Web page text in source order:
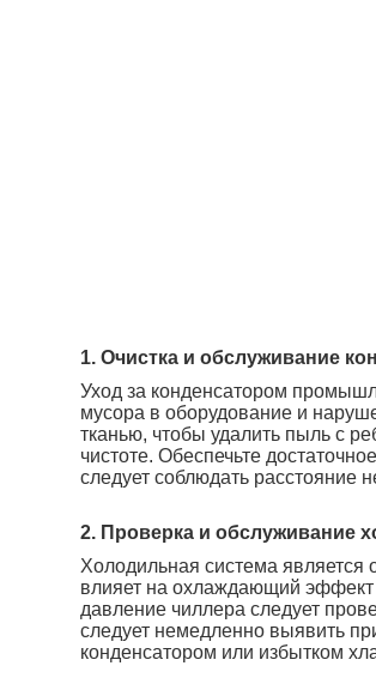
1. Очистка и обслуживание
Уход за конденсатором
мусора в оборудование и
тканью, чтобы удалить пыль с
чистоте. Обеспечьте
следует соблюдать расстояние
2. Проверка и обслуживание
Холодильная система является
влияет на охлаждающий эффект
давление чиллера следует
следует немедленно выявить
конденсатором или избытком